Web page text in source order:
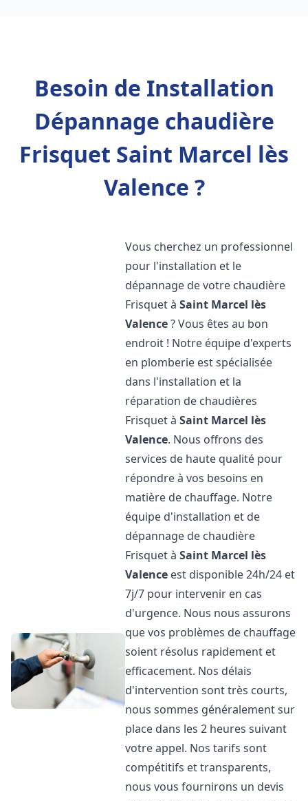
Besoin de Installation
Dépannage chaudière
Frisquet Saint Marcel lès
Valence ?
Vous cherchez un professionnel
pour l'installation et le
dépannage de votre chaudière
Frisquet àSaint Marcel lès
Valence? Vous êtes au bon
endroit ! Notre équipe d'experts
en plomberie est spécialisée
dans l'installation et la
réparation de chaudières
Frisquet àSaint Marcel lès
Valence. Nous offrons des
services de haute qualité pour
répondre à vos besoins en
matière de chauffage. Notre
équipe d'installation et de
dépannage de chaudière
Frisquet àSaint Marcel lès
Valence est disponible 24h/24 et
7j/7 pour intervenir en cas
d'urgence. Nous nous assurons
que vos problèmes de chauffage
soient résolus rapidement et
efficacement. Nos délais
d'intervention sont très courts,
nous sommes généralement sur
place dans les 2 heures suivant
votre appel. Nos tarifs sont
compétitifs et transparents,
nous vous fournirons un devis